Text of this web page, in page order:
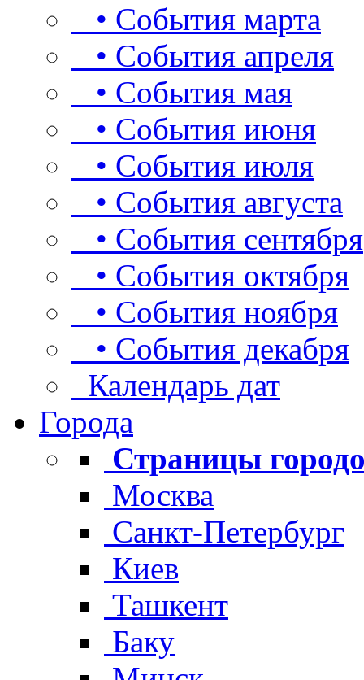
• События марта
• События апреля
• События мая
• События июня
• События июля
• События августа
• События сентября
• События октября
• События ноября
• События декабря
Календарь дат
Города
Страницы
Москва
Санкт-Петербург
Киев
Ташкент
Баку